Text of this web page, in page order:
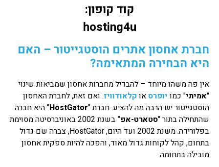
קוד קופון:
hosting4u
חברת אחסון אתרים הוסטגייטור – האם
היא הבחירה המתאימה?
אין פה משהו מיוחד – להבדיל מחברות אחסון שמביאות שינוי
"אמיתי" כמו יופרסאו קלאודוויז. ואם זאת, לחברת האחסון
הוסטגייטור יש הרבה מה להציע. חברת "HostGator" היא חברה
שהתחילה בתור "סטארט-אפ"
בשנת 2002 באוניברסיטה מסוימת
בפלורידה. משנת 2002 ועד היום, HostGator, צברה שם גדול
בתחום, קהל לקוחות גדול מאוד, והפכה להיות ספקית אחסון
מובילה בתחומה.